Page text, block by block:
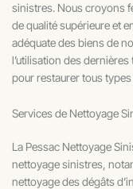
sinistres. Nous croyons
de qualité supérieure et
adéquate des biens de
l’utilisation des
pour restaurer tous
Services de Nettoyage
La Pessac Nettoyage
nettoyage sinistres,
nettoyage des dégâts